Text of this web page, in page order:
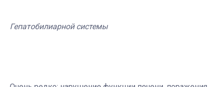
Гепатобилиарной системы